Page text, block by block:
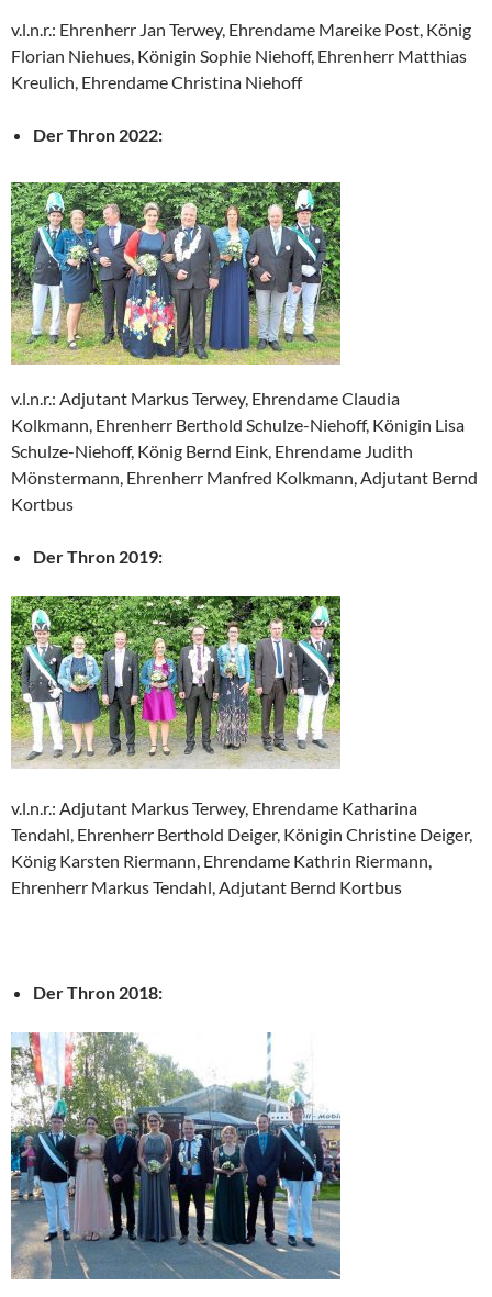
v.l.n.r.: Ehrenherr Jan Terwey, Ehrendame Mareike Post, König
Florian Niehues, Königin Sophie Niehoff, Ehrenherr Matthias
Kreulich, Ehrendame Christina Niehoff
Der Thron 2022:
v.l.n.r.: Adjutant Markus Terwey, Ehrendame Claudia
Kolkmann, Ehrenherr Berthold Schulze-Niehoff, Königin Lisa
Schulze-Niehoff, König Bernd Eink, Ehrendame Judith
Mönstermann, Ehrenherr Manfred Kolkmann, Adjutant Bernd
Kortbus
Der Thron 2019:
v.l.n.r.: Adjutant Markus Terwey, Ehrendame Katharina
Tendahl, Ehrenherr Berthold Deiger, Königin Christine Deiger,
König Karsten Riermann, Ehrendame Kathrin Riermann,
Ehrenherr Markus Tendahl, Adjutant Bernd Kortbus
Der Thron 2018: